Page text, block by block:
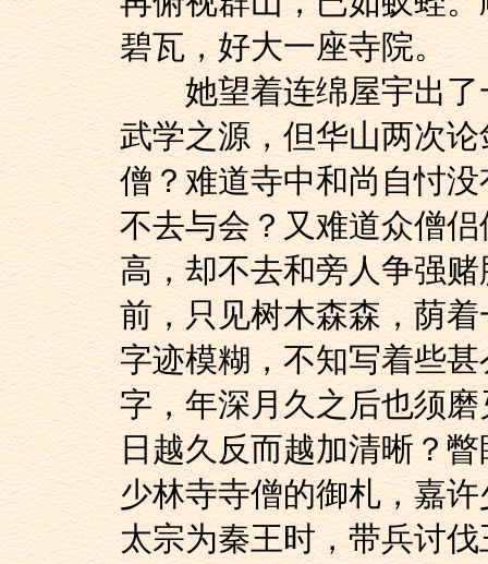
碧瓦，好大一座寺院。
她望着连绵屋宇出了
武学之源，但华山两次
僧？难道寺中和尚自忖
不去与会？又难道众僧
高，却不去和旁人争强
前，只见树木森森，荫
字迹模糊，不知写着些
字，年深月久之后也须
日越久反而越加清晰？
少林寺寺僧的御札，嘉
太宗为秦王时，带兵讨